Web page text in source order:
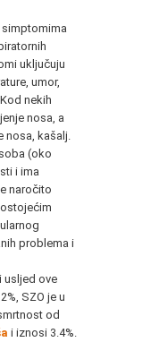
simptomima
uključuju
umor,
nekih
nosa, a
kašalj.
(oko
i ima
naročito
problema i
usljed ove
SZO je u
od
i iznosi 3.4%.